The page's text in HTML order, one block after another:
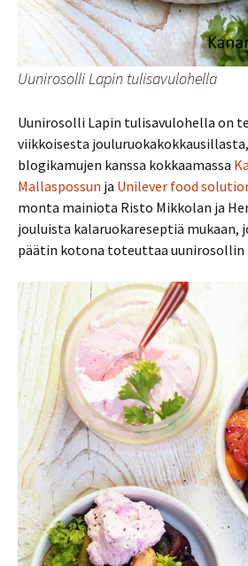
Uunirosolli Lapin tulisavulohella
Uunirosolli Lapin tulisavulohella on
viikkoisesta
blogikamujen kanssa kokkaamassa
Mallaspossun ja Unilever food
monta mainiota Risto Mikkolan ja
jouluista kalaruokareseptiä mukaan,
päätin kotona toteuttaa uunirosollin